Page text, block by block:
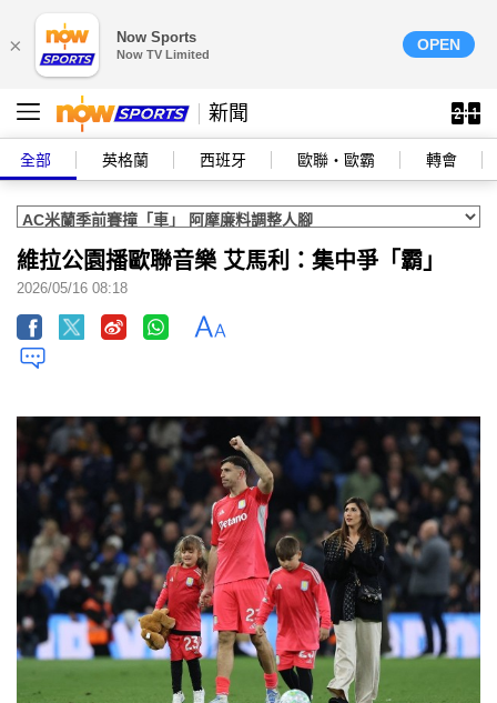
× Now Sports
Now TV Limited
OPEN
新聞
全部 英格蘭 西班牙 歐聯‧歐霸 轉會
維拉公園播歐聯音樂 艾馬利：集中爭「霸」
2026/05/16 08:18